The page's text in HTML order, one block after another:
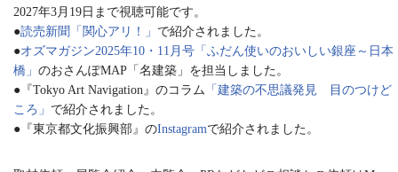
2027年3月19日まで視聴可能です。
●読売新聞「関心アリ！」 で紹介されました。
●オズマガジン2025年10・11月号「ふだん使いのおいしい銀座～日本
橋」 のおさんぽMAP「名建築」を担当しました。
●『Tokyo Art Navigation』のコラム 「建築の不思議発見 目のつけど
ころ」 で紹介されました。
●『東京都文化振興部』のInstagramで紹介されました。